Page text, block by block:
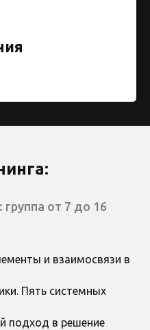
от 7 до 16
и взаимосвязи в
Пять системных
подход в решение